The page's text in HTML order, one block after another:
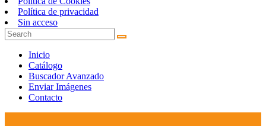
Política de privacidad
Sin acceso
Inicio
Catálogo
Buscador Avanzado
Enviar Imágenes
Contacto